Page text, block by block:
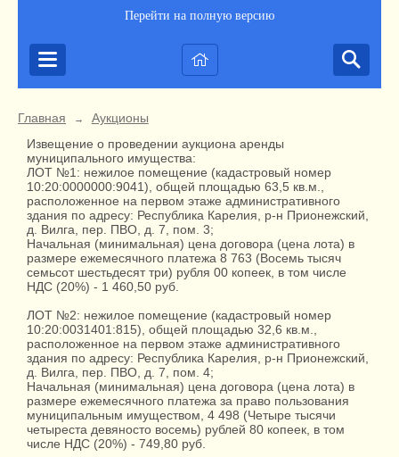
Перейти на полную версию
Главная →
Аукционы
Извещение о проведении аукциона аренды
муниципального имущества:
ЛОТ №1: нежилое помещение (кадастровый номер
10:20:0000000:9041), общей площадью 63,5 кв.м.,
расположенное на первом этаже административного
здания по адресу: Республика Карелия, р-н Прионежский,
д. Вилга, пер. ПВО, д. 7, пом. 3;
Начальная (минимальная) цена договора (цена лота) в
размере ежемесячного платежа 8 763 (Восемь тысяч
семьсот шестьдесят три) рубля 00 копеек, в том числе
НДС (20%) - 1 460,50 руб.
ЛОТ №2: нежилое помещение (кадастровый номер
10:20:0031401:815), общей площадью 32,6 кв.м.,
расположенное на первом этаже административного
здания по адресу: Республика Карелия, р-н Прионежский,
д. Вилга, пер. ПВО, д. 7, пом. 4;
Начальная (минимальная) цена договора (цена лота) в
размере ежемесячного платежа за право пользования
муниципальным имуществом, 4 498 (Четыре тысячи
четыреста девяносто восемь) рублей 80 копеек, в том
числе НДС (20%) - 749,80 руб.